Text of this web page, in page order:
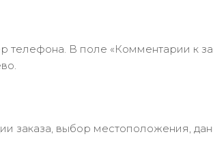
В поле «Комментарии к
заказа, выбор местоположения,